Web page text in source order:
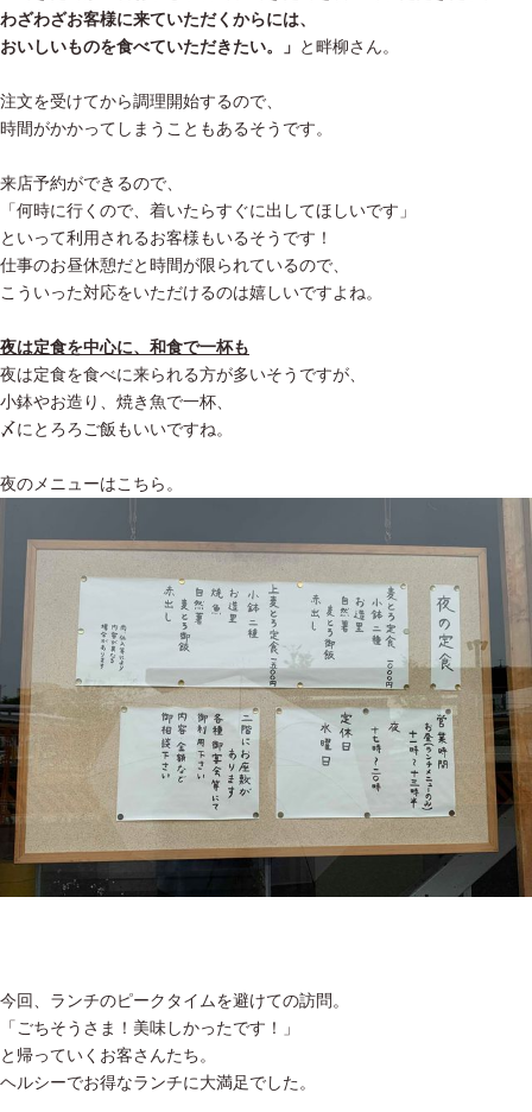
わざわざお客様に来ていただくからには、
おいしいものを食べていただきたい。」 と畔柳さん。
注文を受けてから調理開始するので、
時間がかかってしまうこともあるそうです。
来店予約ができるので、
「何時に行くので、着いたらすぐに出してほしいです」
といって利用されるお客様もいるそうです！
仕事のお昼休憩だと時間が限られているので、
こういった対応をいただけるのは嬉しいですよね。
夜は定食を中心に、和食で一杯も
夜は定食を食べに来られる方が多いそうですが、
小鉢やお造り、焼き魚で一杯、
〆にとろろご飯もいいですね。
夜のメニューはこちら。
今回、ランチのピークタイムを避けての訪問。
「ごちそうさま！美味しかったです！」
と帰っていくお客さんたち。
ヘルシーでお得なランチに大満足でした。